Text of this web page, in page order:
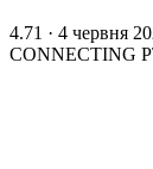
4.71 · 4 червня
CONNECTING